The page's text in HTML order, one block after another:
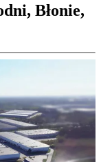
Błonie,